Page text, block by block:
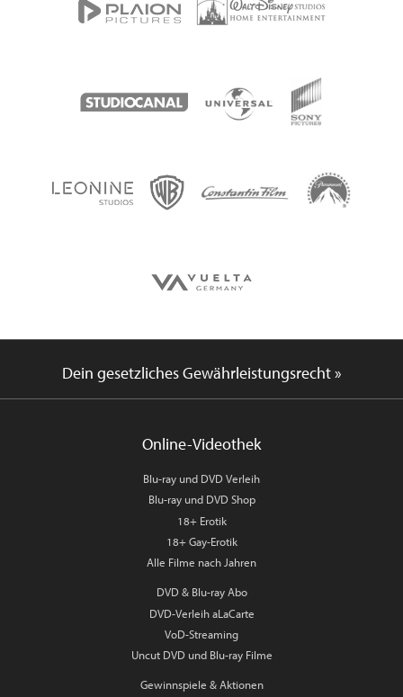
Dein gesetzliches Gewährleistungsrecht »
Online-Videothek
Blu-ray und DVD Verleih
Blu-ray und DVD Shop
18+ Erotik
18+ Gay-Erotik
Alle Filme nach Jahren
DVD & Blu-ray Abo
DVD-Verleih aLaCarte
VoD-Streaming
Uncut DVD und Blu-ray Filme
Gewinnspiele & Aktionen